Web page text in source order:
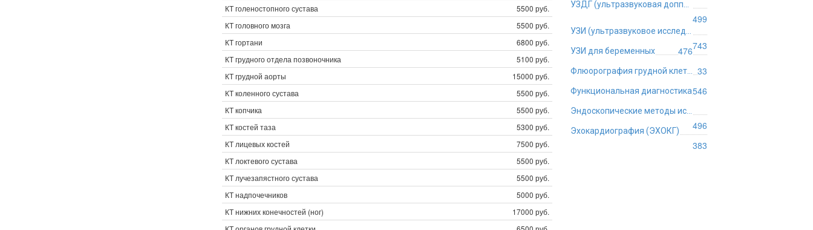
КТ голеностопного сустава
5500 руб.
КТ головного мозга
5500 руб.
КТ гортани
6800 руб.
КТ грудного отдела позвоночника
5100 руб.
КТ грудной аорты
15000 руб.
КТ коленного сустава
5500 руб.
КТ копчика
5500 руб.
КТ костей таза
5300 руб.
КТ лицевых костей
7500 руб.
КТ локтевого сустава
5500 руб.
КТ лучезапястного сустава
5500 руб.
КТ надпочечников
5000 руб.
КТ нижних конечностей (ног)
17000 руб.
499
743
УЗИ для беременных 476
33
Функциональная диагностика546
496
Эхокардиография (ЭХОКГ)
383